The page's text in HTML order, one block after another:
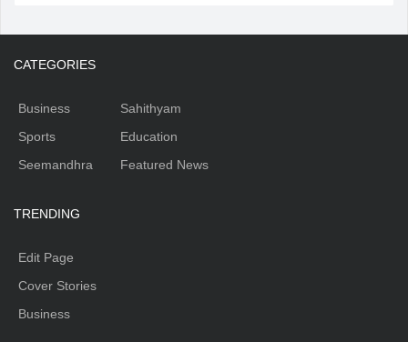
CATEGORIES
Business
Sports
Seemandhra
Sahithyam
Education
Featured News
TRENDING
Edit Page
Cover Stories
Business